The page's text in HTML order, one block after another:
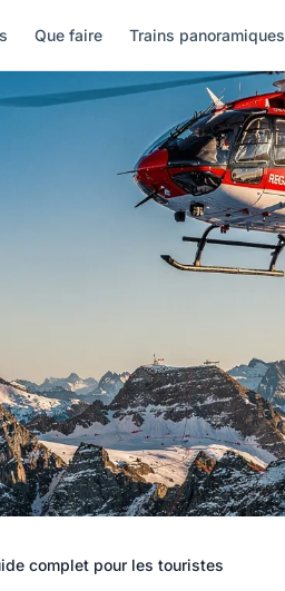
Que faire Trains panoramiques
complet pour les touristes